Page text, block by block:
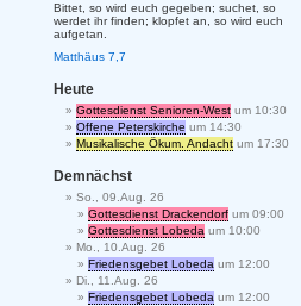
Bittet, so wird euch gegeben; suchet, so
werdet ihr finden; klopfet an, so wird euch
aufgetan.
Matthäus 7,7
Heute
Gottesdienst Senioren-West um 10:30
Offene Peterskirche um 14:30
Musikalische Ökum. Andacht um 17:30
Demnächst
So., 09.Aug. 26
Gottesdienst Drackendorf um 09:00
Gottesdienst Lobeda um 10:00
Mo., 10.Aug. 26
Friedensgebet Lobeda um 12:00
Di., 11.Aug. 26
Friedensgebet Lobeda um 12:00